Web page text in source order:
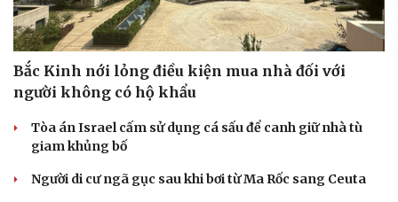
Bắc Kinh nới lỏng điều kiện mua nhà đối với
người không có hộ khẩu
Tòa án Israel cấm sử dụng cá sấu để canh giữ nhà tù
giam khủng bố
Người di cư ngã gục sau khi bơi từ Ma Rốc sang Ceuta